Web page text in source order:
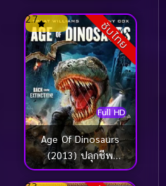
ซับไทย
Full HD
2.7
Age Of Dinosaurs
(2013) ปลุกชีพ
ไดโนเสาร์ถล่มเมือง